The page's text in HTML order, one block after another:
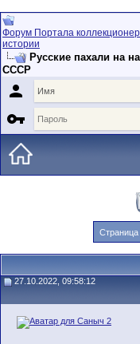
Форум Портала
истории
Русские пахали на
СССР


Страница
27.10.2022, 09:58:12